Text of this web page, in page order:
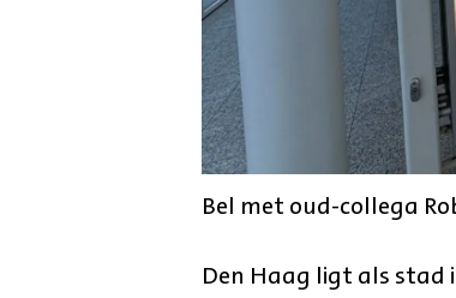
Bel met oud-collega
Den Haag ligt als stad